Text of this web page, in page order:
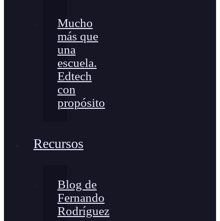
Mucho
más que
una
escuela.
Edtech
con
propósito
Recursos
Blog de
Fernando
Rodríguez